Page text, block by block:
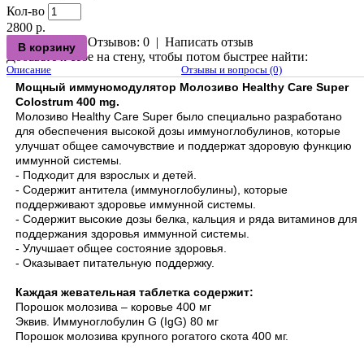
Кол-во
2800 р.
Отзывов: 0 | Написать отзыв
Добавьте к себе на стену, чтобы потом быстрее найти:
Описание Отзывы и вопросы (0)
Мощный иммуномодулятор Молозиво Healthy Care Super
Colostrum 400 mg.
Молозиво Healthy Care Super было специально разработано
для обеспечения высокой дозы иммуноглобулинов, которые
улучшат общее самочувствие и поддержат здоровую функцию
иммунной системы.
- Подходит для взрослых и детей.
- Содержит антитела (иммуноглобулины), которые
поддерживают здоровье иммунной системы.
- Содержит высокие дозы белка, кальция и ряда витаминов для
поддержания здоровья иммунной системы.
- Улучшает общее состояние здоровья.
- Оказывает питательную поддержку.
Каждая жевательная таблетка содержит:
Порошок молозива – коровье 400 мг
Эквив. Иммуноглобулин G (IgG) 80 мг
Порошок молозива крупного рогатого скота 400 мг.